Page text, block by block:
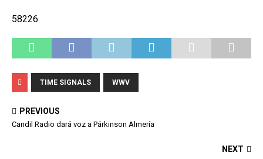
58226
TIME SIGNALS WWV
PREVIOUS
Candil Radio dará voz a Párkinson Almería
NEXT